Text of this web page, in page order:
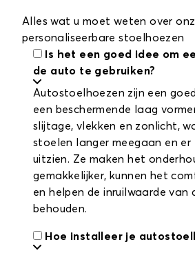
Alles wat u moet weten over
personaliseerbare stoelhoezen
Is het een goed idee om
de auto te gebruiken?
Autostoelhoezen zijn een
een beschermende laag
slijtage, vlekken en zonlicht,
stoelen langer meegaan en er
uitzien. Ze maken het
gemakkelijker, kunnen het
en helpen de inruilwaarde van
behouden.
Hoe installeer je